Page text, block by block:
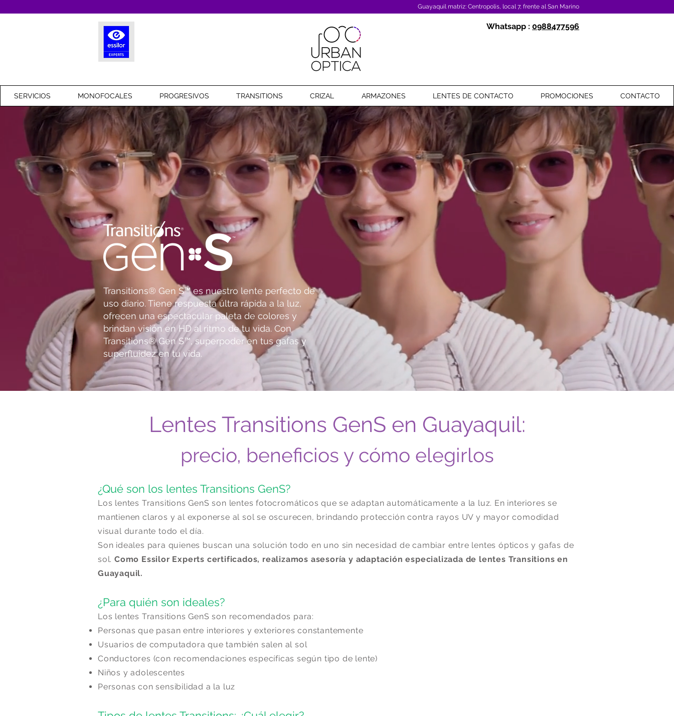
Guayaquil matriz: Centropolis, local 7, frente al San Marino
Whatsapp : 0988477596
SERVICIOS MONOFOCALES PROGRESIVOS TRANSITIONS CRIZAL ARMAZONES LENTES DE CONTACTO PROMOCIONES CONTACTO
Transitions® Gen S™ es nuestro lente perfecto de
uso diario. Tiene respuesta últra rápida a la luz,
ofrecen una espectacular paleta de colores y
brindan visión en HD al ritmo de tu vida. Con
Transitions® Gen S™, superpoder en tus gafas y
superfluidez en tu vida.
Lentes Transitions GenS en Guayaquil:
precio, beneficios y cómo elegirlos
¿Qué son los lentes Transitions GenS?
Los lentes Transitions GenS son lentes fotocromáticos que se adaptan automáticamente a la luz. En interiores se
mantienen claros y al exponerse al sol se oscurecen, brindando protección contra rayos UV y mayor comodidad
visual durante todo el día.
Son ideales para quienes buscan una solución todo en uno sin necesidad de cambiar entre lentes ópticos y gafas de
sol. Como Essilor Experts certificados, realizamos asesoría y adaptación especializada de lentes Transitions en
Guayaquil.
¿Para quién son ideales?
Los lentes Transitions GenS son recomendados para:
Personas que pasan entre interiores y exteriores constantemente
Usuarios de computadora que también salen al sol
Conductores (con recomendaciones específicas según tipo de lente)
Niños y adolescentes
Personas con sensibilidad a la luz